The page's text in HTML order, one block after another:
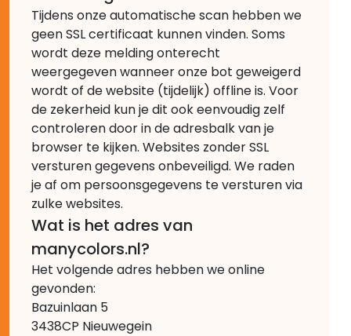
Tijdens onze automatische scan hebben we
geen SSL certificaat kunnen vinden. Soms
wordt deze melding onterecht
weergegeven wanneer onze bot geweigerd
wordt of de website (tijdelijk) offline is. Voor
de zekerheid kun je dit ook eenvoudig zelf
controleren door in de adresbalk van je
browser te kijken. Websites zonder SSL
versturen gegevens onbeveiligd. We raden
je af om persoonsgegevens te versturen via
zulke websites.
Wat is het adres van
manycolors.nl?
Het volgende adres hebben we online
gevonden:
Bazuinlaan 5
3438CP Nieuwegein